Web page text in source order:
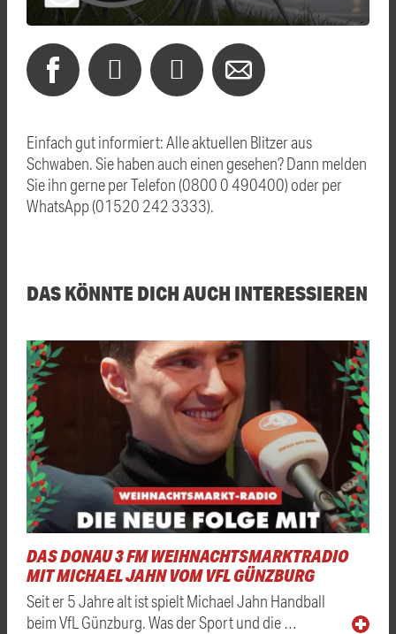
Einfach gut informiert: Alle aktuellen Blitzer aus
Schwaben. Sie haben auch einen gesehen? Dann melden
Sie ihn gerne per Telefon (0800 0 490400) oder per
WhatsApp (01520 242 3333).
DAS KÖNNTE DICH AUCH INTERESSIEREN
DAS DONAU 3 FM WEIHNACHTSMARKTRADIO
MIT MICHAEL JAHN VOM VFL GÜNZBURG
Seit er 5 Jahre alt ist spielt Michael Jahn Handball
beim VfL Günzburg. Was der Sport und die …